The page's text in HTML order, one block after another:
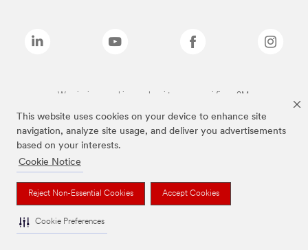
This website uses cookies on your device to enhance site
navigation, analyze site usage, and deliver you advertisements
based on your interests.
Cookie Notice
Reject Non-Essential Cookies Accept Cookies
Cookie Preferences
Wymienione marki są znakami towarowymi firmy 3M.